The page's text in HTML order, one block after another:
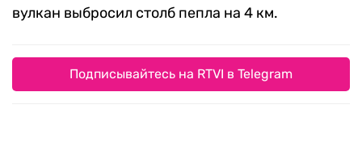
вулкан выбросил столб пепла на 4 км.
Подписывайтесь на RTVI в Telegram